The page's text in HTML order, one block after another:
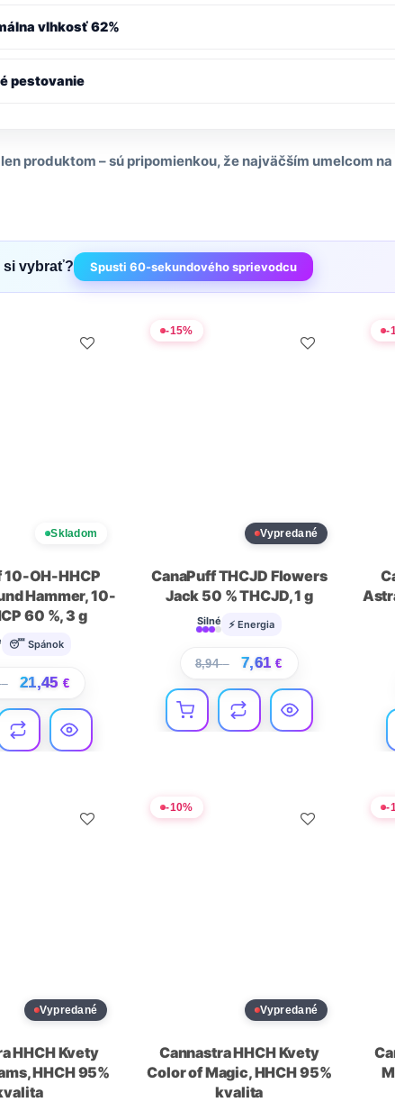
vlhkosť 62%
pestovanie
produktom – sú pripomienkou, že najväčším umelcom
si vybrať? Spusti 60-sekundového sprievodcu
Skladom
10-OH-HHCP
Hammer, 10-
60 %, 3 g
😴 Spánok
€ 21,45 €
-15%
Vypredané
CanaPuff THCJD Flowers
Jack 50 % THCJD, 1 g
Silné ⚡ Energia
8,94€ 7,61€
-
Vypredané
HHCH Kvety
HHCH 95%
-10%
Vypredané
Cannastra HHCH Kvety
Color of Magic, HHCH 95%
kvalita
-